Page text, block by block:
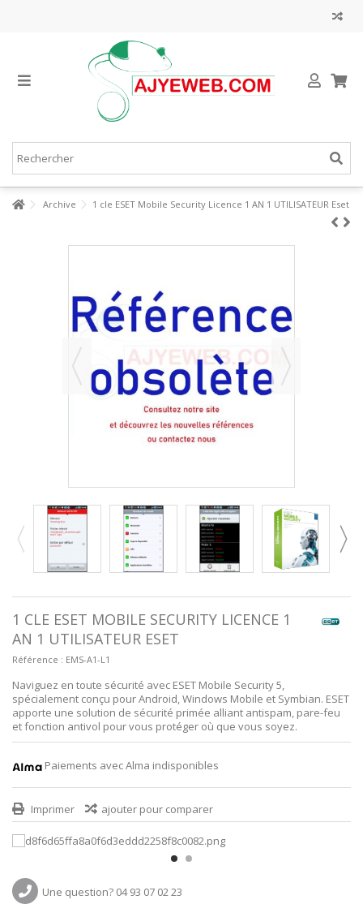
Archive 1 cle ESET Mobile Security Licence 1 AN 1 UTILISATEUR Eset
1 CLE ESET MOBILE SECURITY LICENCE 1
AN 1 UTILISATEUR ESET
Référence : EMS-A1-L1
Naviguez en toute sécurité avec ESET Mobile Security 5,
spécialement conçu pour Android, Windows Mobile et Symbian. ESET
apporte une solution de sécurité primée alliant antispam, pare-feu
et fonction antivol pour vous protéger où que vous soyez.
Paiements avec Alma indisponibles
Imprimer ajouter pour comparer
Une question? 04 93 07 02 23